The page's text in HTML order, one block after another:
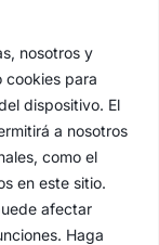
nosotros y
cookies para
dispositivo. El
a nosotros
como el
en este sitio.
afectar
Haga